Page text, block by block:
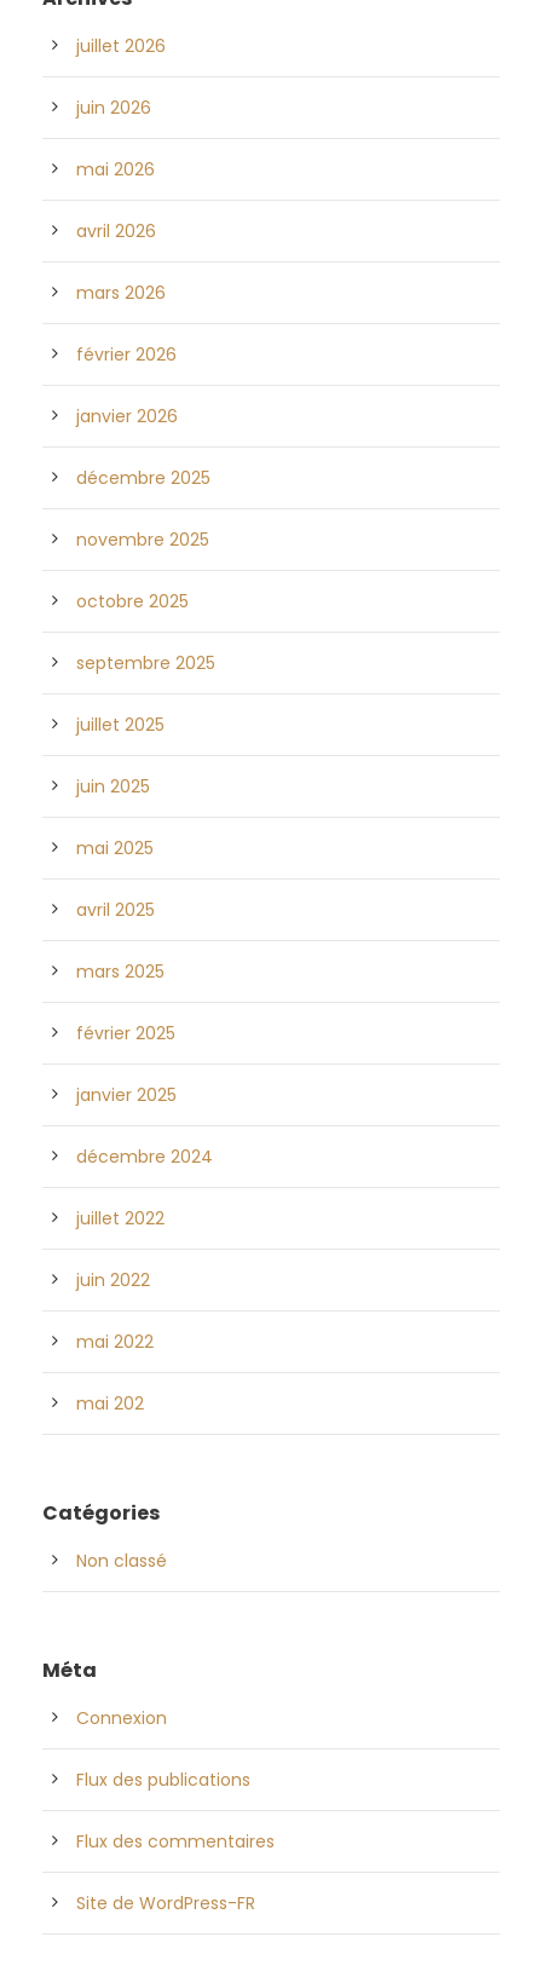
juillet 2026
juin 2026
mai 2026
avril 2026
mars 2026
février 2026
janvier 2026
décembre 2025
novembre 2025
octobre 2025
septembre 2025
juillet 2025
juin 2025
mai 2025
avril 2025
mars 2025
février 2025
janvier 2025
décembre 2024
juillet 2022
juin 2022
mai 2022
mai 202
Catégories
Non classé
Méta
Connexion
Flux des publications
Flux des commentaires
Site de WordPress-FR